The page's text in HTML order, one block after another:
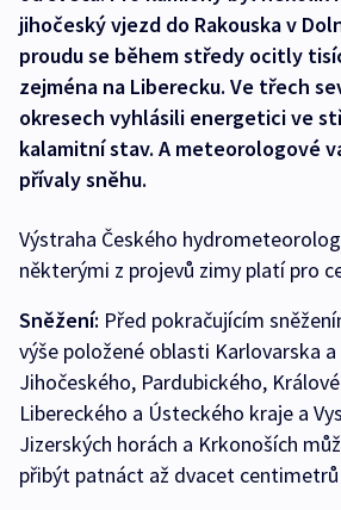
jihočeský vjezd do Rakouska v
proudu se během středy ocitly
zejména na Liberecku. Ve třech
okresech vyhlásili energetici ve
kalamitní stav. A meteorologové
přívaly sněhu.
Výstraha Českého
některými z projevů zimy platí pro
Sněžení: Před pokračujícím
výše položené oblasti Karlovarska
Jihočeského, Pardubického,
Libereckého a Ústeckého kraje a
Jizerských horách a Krkonoších
přibýt patnáct až dvacet centimetrů